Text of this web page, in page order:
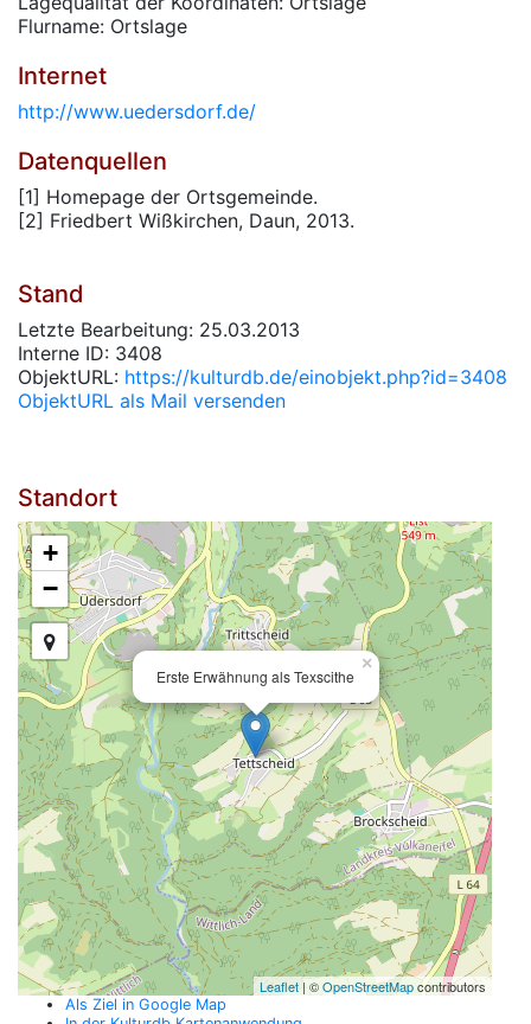
Flurname: Ortslage
Internet
http://www.uedersdorf.de/
Datenquellen
[1] Homepage der Ortsgemeinde.
[2] Friedbert Wißkirchen, Daun, 2013.
Stand
Letzte Bearbeitung: 25.03.2013
Interne ID: 3408
ObjektURL: https://kulturdb.de/einobjekt.php?id=3408
ObjektURL als Mail versenden
Standort
Erste Erwähnung als Texscithe
×
+
−
Leaflet | ©OpenStreetMapcontributors
Als Ziel in Google Map